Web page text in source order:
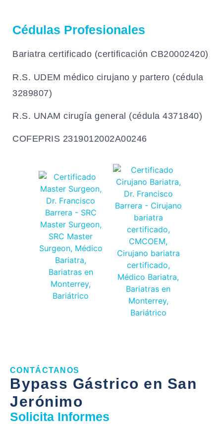
Cédulas Profesionales
Bariatra certificado (certificación CB20002420)
R.S. UDEM médico cirujano y partero (cédula
3289807)
R.S. UNAM cirugía general (cédula 4371840)
COFEPRIS 2319012002A00246
CONTÁCTANOS
Bypass Gástrico en San
Jerónimo
Solicita Informes